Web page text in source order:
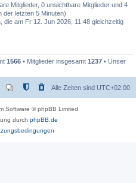
Mitglieder, 0 unsichtbare Mitglieder und 4
der letzten 5 Minuten)
die am Fr 12. Jun 2026, 11:48 gleichzeitig
1566 • Mitglieder insgesamt 1237 • Unser
Alle Zeiten sind UTC+02:00
Software © phpBB Limited
durch phpBB.de